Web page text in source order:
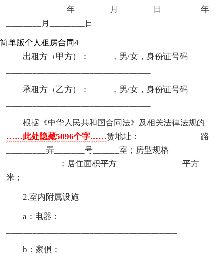
__________年________月________日_________年
________月________日
简单版个人租房合同4
出租方（甲方）：_____，男/女，身份证号码
承租方（乙方）：_____，男/女，身份证号码
根据《中华人民共和国合同法》及相关法律法规的
……此处隐藏5096个字……赁地址：______________路
_________弄_______号______室；房型规格
____________；居住面积平方_______________平方
米；
2.室内附属设施
a：电器：
b：家俱：